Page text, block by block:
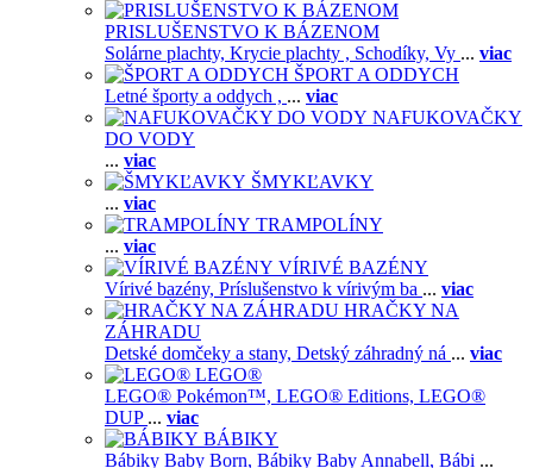
PRISLUŠENSTVO K BÁZENOM
Solárne plachty, Krycie plachty , Schodíky, Vy ... viac
ŠPORT A ODDYCH
Letné športy a oddych , ... viac
NAFUKOVAČKY
DO VODY
... viac
ŠMYKĽAVKY
... viac
TRAMPOLÍNY
... viac
VÍRIVÉ BAZÉNY
Vírivé bazény, Príslušenstvo k vírivým ba ... viac
HRAČKY NA
ZÁHRADU
Detské domčeky a stany, Detský záhradný ná ... viac
LEGO®
LEGO® Pokémon™, LEGO® Editions, LEGO®
DUP ... viac
BÁBIKY
Bábiky Baby Born, Bábiky Baby Annabell, Bábi ...